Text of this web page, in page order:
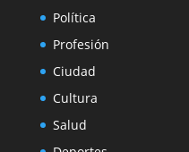
Política
Profesión
Ciudad
Cultura
Salud